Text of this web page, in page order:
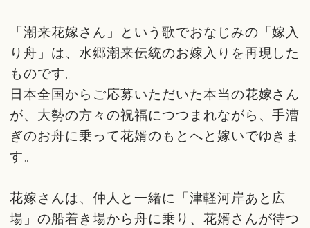
「潮来花嫁さん」という歌でおなじみの「嫁入
り舟」は、水郷潮来伝統のお嫁入りを再現した
ものです。
日本全国からご応募いただいた本当の花嫁さん
が、大勢の方々の祝福につつまれながら、手漕
ぎのお舟に乗って花婿のもとへと嫁いでゆきま
す。
花嫁さんは、仲人と一緒に「津軽河岸あと広
場」の船着き場から舟に乗り、花婿さんが待つ